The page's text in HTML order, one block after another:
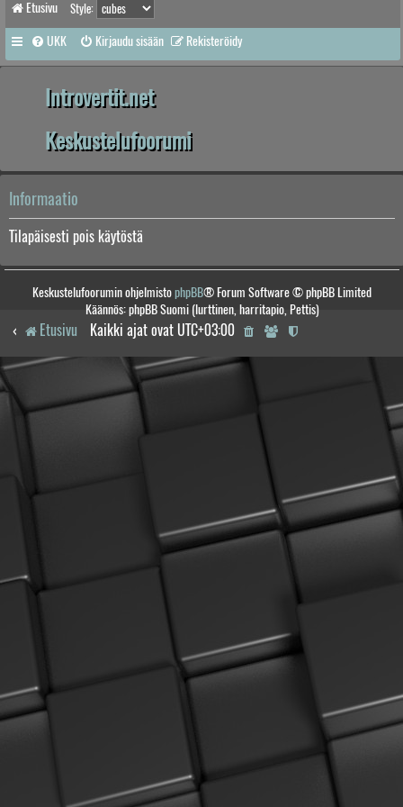
Etusivu Style:
UKK Kirjaudu sisään Rekisteröidy
Introvertit.net
Keskustelufoorumi
Informaatio
Tilapäisesti pois käytöstä
Keskustelufoorumin ohjelmistophpBB® Forum Software © phpBB Limited
Käännös: phpBB Suomi (lurttinen, harritapio, Pettis)
Etusivu Kaikki ajat ovat UTC+03:00